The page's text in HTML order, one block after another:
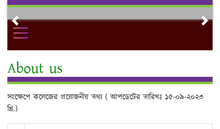
Skip
contentPrevious
About us
সংক্ষেপে কলেজের প্রয়োজনীয় তথ্য ( আপডেটের তারিখঃ ১৫-০৯-২০২৩
খ্রি.)